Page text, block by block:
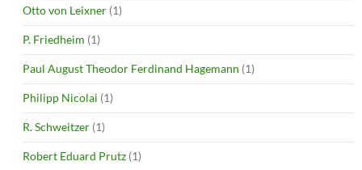
Otto von Leixner (1)
P. Friedheim (1)
Paul August Theodor Ferdinand Hagemann (1)
Philipp Nicolai (1)
R. Schweitzer (1)
Robert Eduard Prutz (1)